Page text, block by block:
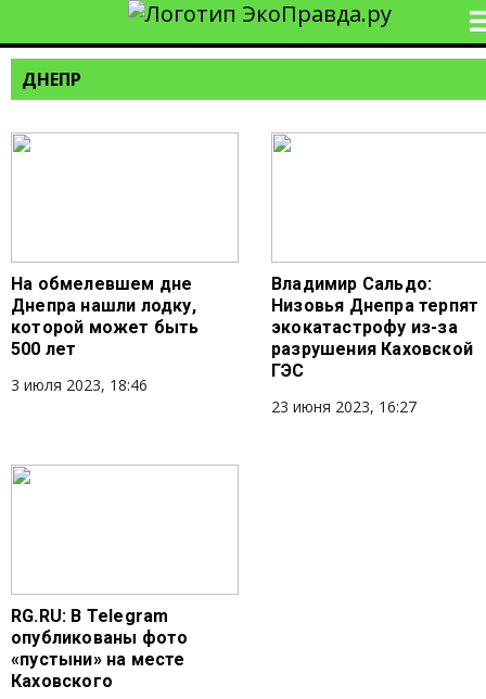
ДНЕПР
На обмелевшем дне
Днепра нашли лодку,
которой может быть
500 лет
3 июля 2023, 18:46
Владимир Сальдо:
Низовья Днепра терпят
экокатастрофу из-за
разрушения Каховской
ГЭС
23 июня 2023, 16:27
RG.RU: В Telegram
опубликованы фото
«пустыни» на месте
Каховского